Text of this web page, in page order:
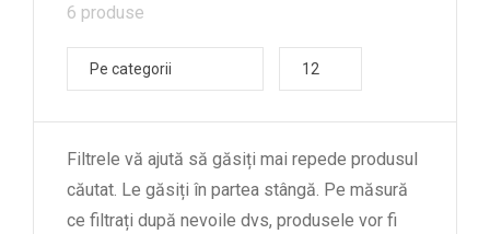
6 produse
Pe categorii 12
Filtrele vă ajută să găsiți mai repede produsul
căutat. Le găsiți în partea stângă. Pe măsură
ce filtrați după nevoile dvs, produsele vor fi